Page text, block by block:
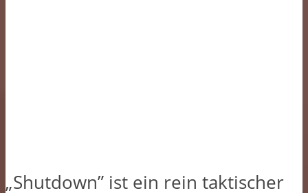
„Shutdown” ist ein rein taktischer